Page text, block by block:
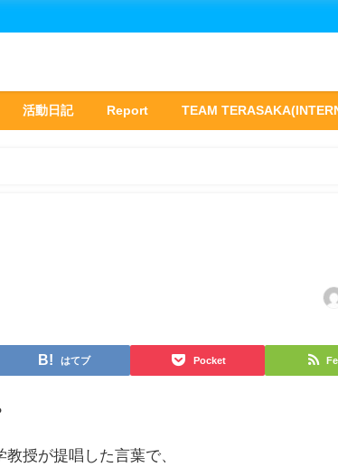
活動日記 Report TEAM
はてブ Pocket
授が提唱した言葉で、